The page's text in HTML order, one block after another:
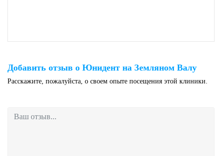
Добавить отзыв о Юнидент на Земляном Валу
Расскажите, пожалуйста, о своем опыте посещения этой клиники.